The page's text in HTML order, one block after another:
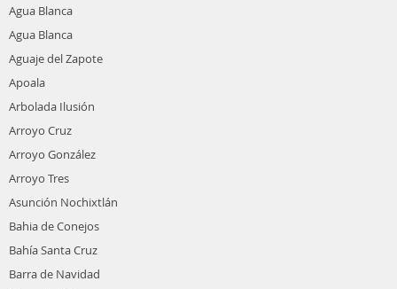
Agua Blanca
Agua Blanca
Aguaje del Zapote
Apoala
Arbolada Ilusión
Arroyo Cruz
Arroyo González
Arroyo Tres
Asunción Nochixtlán
Bahia de Conejos
Bahía Santa Cruz
Barra de Navidad